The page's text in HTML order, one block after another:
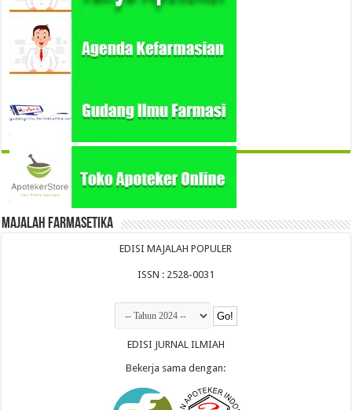
Majalah Farmasetika
EDISI MAJALAH POPULER
ISSN : 2528-0031
EDISI JURNAL ILMIAH
Bekerja sama dengan: